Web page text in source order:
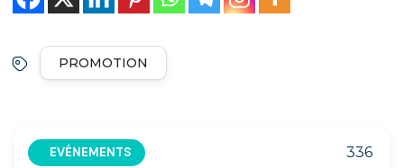
PROMOTION
EVÉNEMENTS 336